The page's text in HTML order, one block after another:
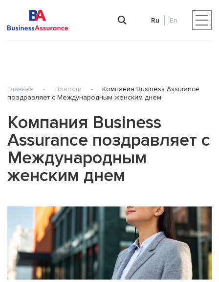
Ru En
Главная - Новости -
Компания Business Assurance
поздравляет с Международным женским днем
Компания Business
Assurance поздравляет с
Международным
женским днем